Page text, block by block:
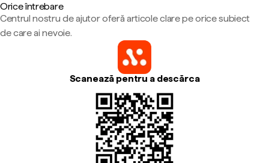
Orice întrebare
Centrul nostru de ajutor oferă articole clare pe orice subiect
de care ai nevoie.
Scanează pentru a descărca